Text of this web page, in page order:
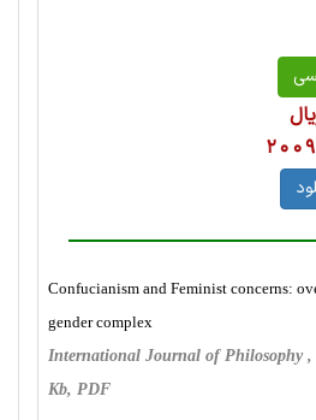
Confucianism and Feminist concerns:
gender complex
International Journal of Philosophy
Kb, PDF